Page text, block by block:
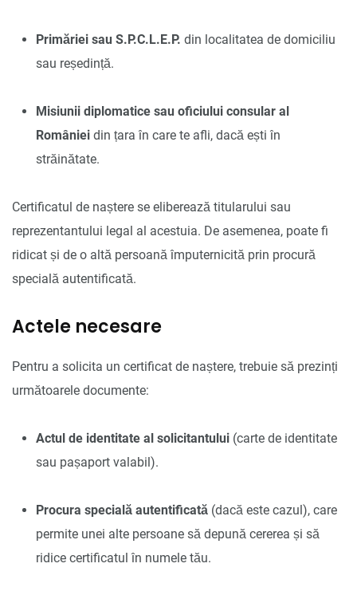
Primăriei sau S.P.C.L.E.P. din localitatea de domiciliu
sau reședință.
Misiunii diplomatice sau oficiului consular al
României din țara în care te afli, dacă ești în
străinătate.
Certificatul de naștere se eliberează titularului sau
reprezentantului legal al acestuia. De asemenea, poate fi
ridicat și de o altă persoană împuternicită prin procură
specială autentificată.
Actele necesare
Pentru a solicita un certificat de naștere, trebuie să prezinți
următoarele documente:
Actul de identitate al solicitantului (carte de identitate
sau pașaport valabil).
Procura specială autentificată (dacă este cazul), care
permite unei alte persoane să depună cererea și să
ridice certificatul în numele tău.